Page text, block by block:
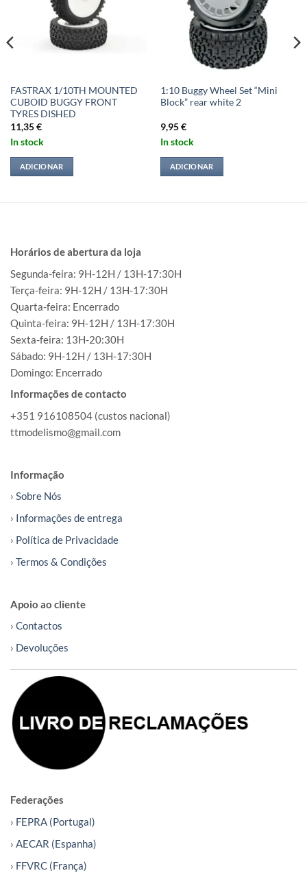
FASTRAX 1/10TH MOUNTED
CUBOID BUGGY FRONT
TYRES DISHED
11,35€
In stock
ADICIONAR
1:10 Buggy Wheel Set “Mini
Block” rear white 2
9,95€
In stock
ADICIONAR
Horários de abertura da loja
Segunda-feira: 9H-12H / 13H-17:30H
Terça-feira: 9H-12H / 13H-17:30H
Quarta-feira: Encerrado
Quinta-feira: 9H-12H / 13H-17:30H
Sexta-feira: 13H-20:30H
Sábado: 9H-12H / 13H-17:30H
Domingo: Encerrado
Informações de contacto
+351 916108504 (custos nacional)
ttmodelismo@gmail.com
Informação
› Sobre Nós
› Informações de entrega
› Política de Privacidade
› Termos & Condições
Apoio ao cliente
› Contactos
› Devoluções
Federações
› FEPRA (Portugal)
› AECAR (Espanha)
› FFVRC (França)